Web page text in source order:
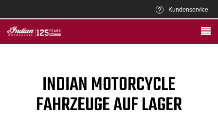
Kundenservice
INDIAN MOTORCYCLE
FAHRZEUGE AUF LAGER